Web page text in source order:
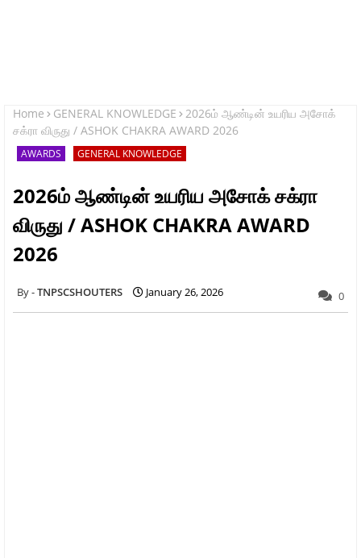
Home GENERAL KNOWLEDGE
2026ம் ஆண்டின் உயரிய அசோக்
சக்ரா விருது / ASHOK CHAKRA AWARD 2026
AWARDS GENERAL KNOWLEDGE
2026ம் ஆண்டின் உயரிய அசோக் சக்ரா
விருது / ASHOK CHAKRA AWARD
2026
TNPSCSHOUTERS January 26, 2026 0